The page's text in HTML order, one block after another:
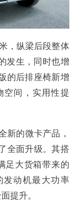
，纵梁后段整体
发生，同时也增
的后排座椅新增
空间，实用性提
新的微卡产品，
全面升级。其搭
足大货箱带来的
发动机最大功率
提升。